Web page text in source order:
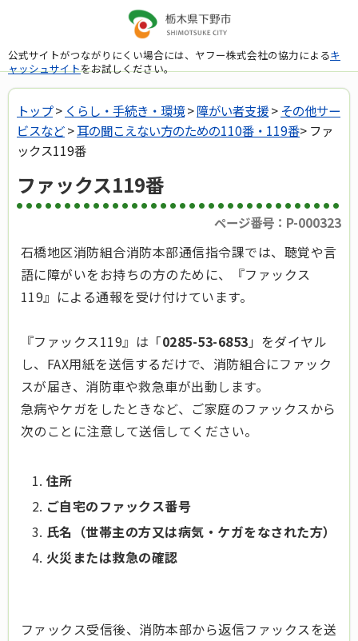
公式サイトがつながりにくい場合には、ヤフー株式会社の協力によるキ
ャッシュサイトをお試しください。
トップ> くらし・手続き・環境>障がい者支援> その他サー
ビスなど>耳の聞こえない方のための110番・119番> ファ
ックス119番
ファックス119番
ページ番号：P-000323
石橋地区消防組合消防本部通信指令課では、聴覚や言
語に障がいをお持ちの方のために、『ファックス
119』による通報を受け付けています。
『ファックス119』は「0285-53-6853 」をダイヤル
し、FAX用紙を送信するだけで、消防組合にファック
スが届き、消防車や救急車が出動します。
急病やケガをしたときなど、ご家庭のファックスから
次のことに注意して送信してください。
住所
ご自宅のファックス番号
氏名（世帯主の方又は病気・ケガをなされた方）
火災または救急の確認
ファックス受信後、消防本部から返信ファックスを送